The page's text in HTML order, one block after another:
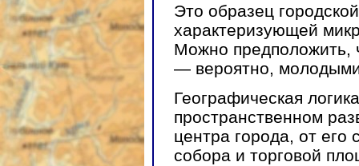
Это образец
характеризующей
Можно предположить,
— вероятно,
Географическая
пространственном
центра города, от его
собора и торговой